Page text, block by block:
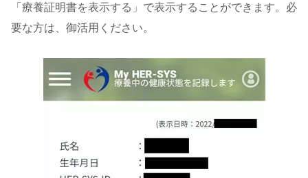
「療養証明書を表示する」で表示することができます。必
要な方は、御活用ください。